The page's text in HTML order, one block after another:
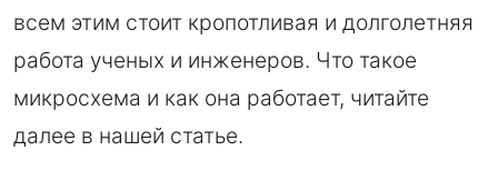
всем этим стоит кропотливая и долголетняя
работа ученых и инженеров. Что такое
микросхема и как она работает, читайте
далее в нашей статье.